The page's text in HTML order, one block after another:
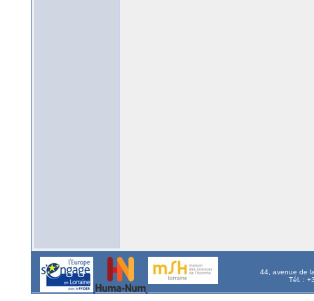
44, avenue de
Tél. :